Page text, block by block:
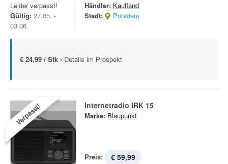
Leider verpasst!
Gültig: 27.05. -
03.06.
Händler: Kaufland
Stadt:
Potsdam
€ 24,99 / Stk - Details im Prospekt
Verpasst! Internetradio IRK 15
Marke: Blaupunkt
Preis: € 59,99